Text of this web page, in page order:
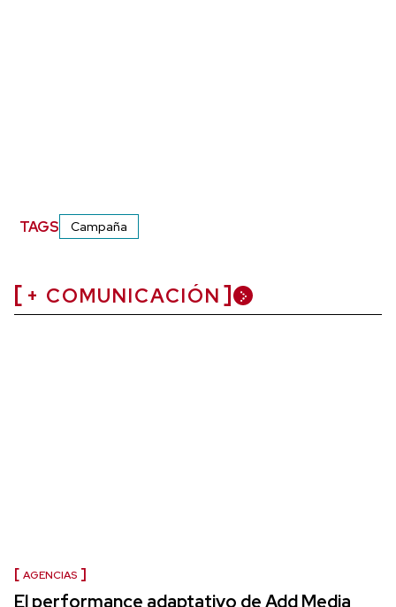
TAGS Campaña
+ COMUNICACIÓN
AGENCIAS
El performance adaptativo de Add Media